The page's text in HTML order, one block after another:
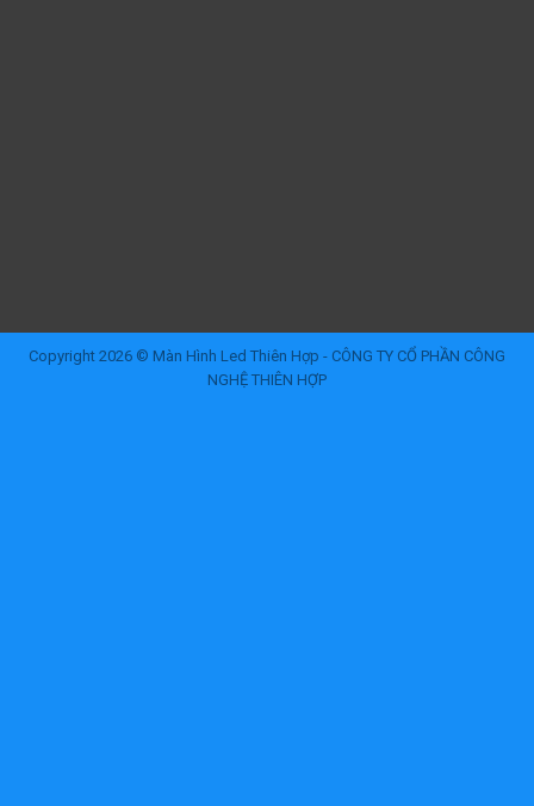
Copyright 2026 © Màn Hình Led Thiên Hợp - CÔNG TY CỔ PHẦN CÔNG
NGHỆ THIÊN HỢP